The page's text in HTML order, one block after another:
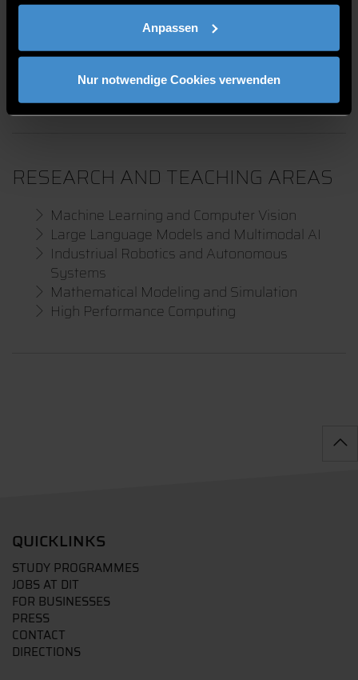
Anpassen
Nur notwendige Cookies verwenden
LABS
High Performance Computing Lab Campus Cham
RESEARCH AND TEACHING AREAS
Machine Learning and Computer Vision
Large Language Models and Multimodal AI
Industriual Robotics and Autonomous
Systems
Mathematical Modeling and Simulation
High Performance Computing
QUICKLINKS
STUDY PROGRAMMES
JOBS AT DIT
FOR BUSINESSES
PRESS
CONTACT
DIRECTIONS